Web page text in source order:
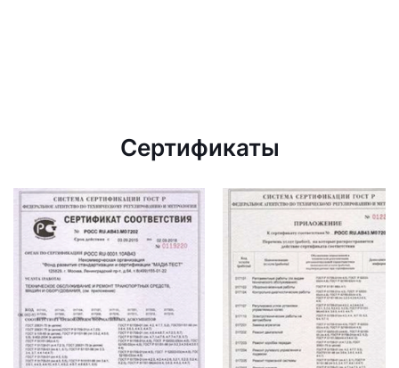
Сертификаты